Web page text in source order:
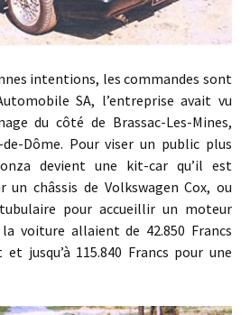
intentions, les commandes sont
SA, l’entreprise avait vu
du côté de Brassac-Les-Mines,
Dôme. Pour viser un public plus
devient une kit-car qu’il est
un châssis de Volkswagen Cox, ou
pour accueillir un moteur
voiture allaient de 42.850 Francs
jusqu’à 115.840 Francs pour une